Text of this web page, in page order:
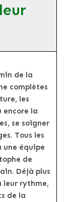
de la
complètes
les
encore la
se soigner
Tous les
une équipe
de
Déjà plus
leur rythme,
de la